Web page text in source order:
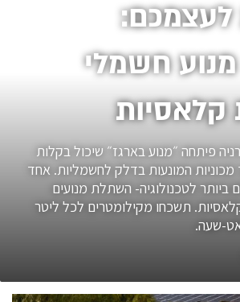
חשמלי
קלאסיות
פיתחה ״מנוע בארגז״ שיכול בקלות
המונעות בדלק לחשמליות. אחד
ביותר לטכנולוגיה- השתלת מנועים
תשכחו מקילומטרים לכל ליטר
שעה.